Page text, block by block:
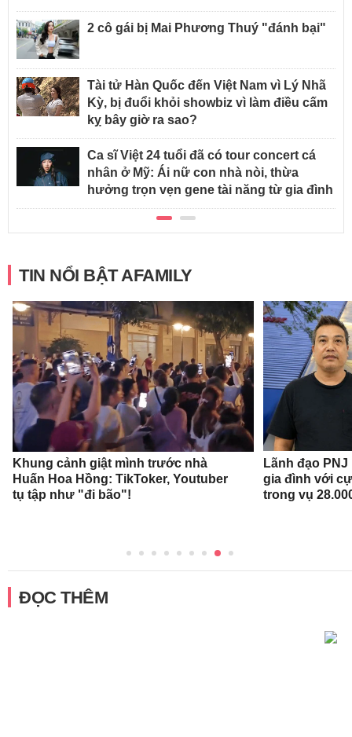
2 cô gái bị Mai Phương Thuý "đánh bại"
Tài tử Hàn Quốc đến Việt Nam vì Lý Nhã
Kỳ, bị đuổi khỏi showbiz vì làm điều cấm
kỵ bây giờ ra sao?
Ca sĩ Việt 24 tuổi đã có tour concert cá
nhân ở Mỹ: Ái nữ con nhà nòi, thừa
hưởng trọn vẹn gene tài năng từ gia đình
TIN NỔI BẬT AFAMILY
Khung cảnh giật mình trước nhà
Huấn Hoa Hồng: TikToker, Youtuber
tụ tập như "đi bão"!
Lãnh đạo
gia đình với
trong vụ
ĐỌC THÊM